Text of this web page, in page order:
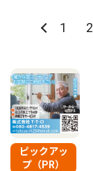
1 2
ピックアッ
プ（PR）